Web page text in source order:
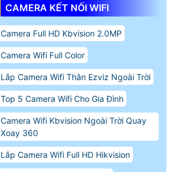
CAMERA KẾT NỐI WIFI
Camera Full HD Kbvision 2.0MP
Camera Wifi Full Color
Lắp Camera Wifi Thân Ezviz Ngoài Trời
Top 5 Camera Wifi Cho Gia Đình
Camera Wifi Kbvision Ngoài Trời Quay
Xoay 360
Lắp Camera Wifi Full HD Hikvision